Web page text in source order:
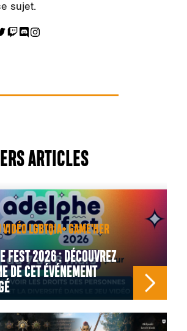
sujet.
ARTICLES
LGBTQIA+ GAME'HER
FEST 2026 : DÉCOUVREZ
DE CET ÉVÉNEMENT